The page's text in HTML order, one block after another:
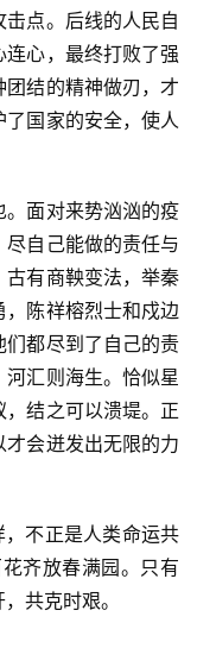
点。后线的人民自
心，最终打败了强
结的精神做刃，才
国家的安全，使人
。面对来势汹汹的疫
自己能做的责任与
古有商鞅变法，举秦
陈祥榕烈士和戍边
们都尽到了自己的责
汇则海生。恰似星
结之可以溃堤。正
会迸发出无限的力
，不正是人类命运共
齐放春满园。只有
共克时艰。